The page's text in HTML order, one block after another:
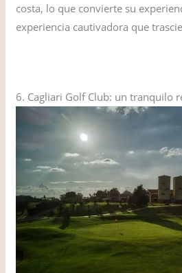
costa, lo que convierte su
experiencia cautivadora que
6. Cagliari Golf Club: un tranquilo